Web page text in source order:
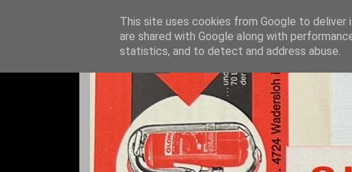
This site uses cookies from Google to deliver
are shared with Google along with
statistics, and to detect and address abuse.